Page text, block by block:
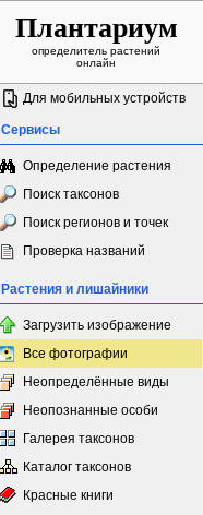
Плантариум
определитель растений
онлайн
Для мобильных устройств
Сервисы
Определение растения
Поиск таксонов
Поиск регионов и точек
Проверка названий
Растения и лишайники
Загрузить изображение
Все фотографии
Неопределённые виды
Неопознанные особи
Галерея таксонов
Каталог таксонов
Красные книги